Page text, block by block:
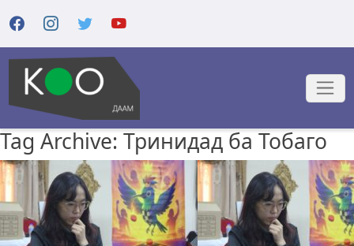
Tag Archive: Тринидад ба Тобаго